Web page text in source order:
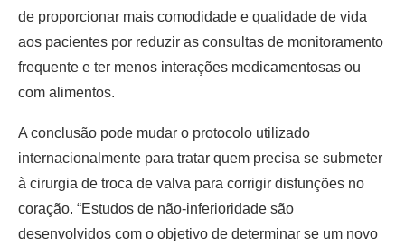
de proporcionar mais comodidade e qualidade de vida
aos pacientes por reduzir as consultas de monitoramento
frequente e ter menos interações medicamentosas ou
com alimentos.
A conclusão pode mudar o protocolo utilizado
internacionalmente para tratar quem precisa se submeter
à cirurgia de troca de valva para corrigir disfunções no
coração. “Estudos de não-inferioridade são
desenvolvidos com o objetivo de determinar se um novo